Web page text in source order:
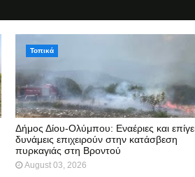
Τοπικά
Δήμος Δίου-Ολύμπου: Εναέριες και
δυνάμεις επιχειρούν στην κατάσβεση
πυρκαγιάς στη Βροντού
August 03, 2026